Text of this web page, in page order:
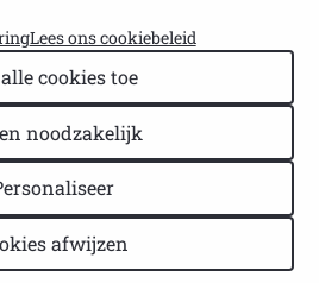
en studiereizen, evenals
De vereniging heeft
opgeleid die als
met onderzoekers
om de stem van de
is vooral zichtbaar tijdens
Lees ons cookiebeleid
cookies toe
noodzakelijk
afwijzen